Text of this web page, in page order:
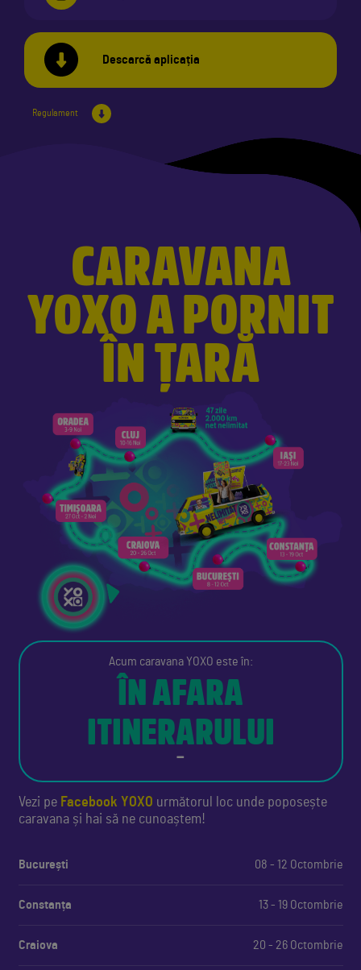
Descarcă aplicația
Regulament
CARAVANA
YOXO A PORNIT
ÎN ȚARĂ
Acum caravana YOXO este în:
ÎN AFARA
ITINERARULUI
—
Vezi pe Facebook YOXO următorul loc unde poposește
caravana și hai să ne cunoaștem!
București 08 - 12 Octombrie
Constanța 13 - 19 Octombrie
Craiova 20 - 26 Octombrie